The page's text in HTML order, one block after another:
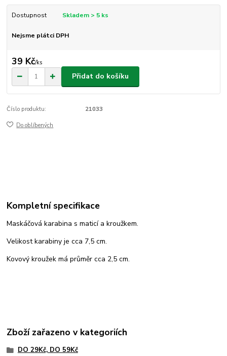
Dostupnost Skladem > 5 ks
Nejsme plátci DPH
39 Kč/ks
Přidat do košíku
Číslo produktu: 21033
Do oblíbených
Kompletní specifikace
Maskáčová karabina s maticí a kroužkem.
Velikost karabiny je cca 7,5 cm.
Kovový kroužek má průměr cca 2,5 cm.
Zboží zařazeno v kategoriích
DO 29Kč, DO 59Kč